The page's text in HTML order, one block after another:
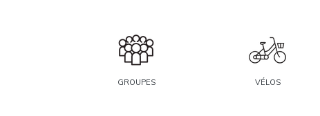
GROUPES VÉLOS